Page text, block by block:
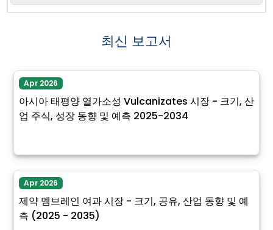
최신 보고서
Apr 2026
아시아 태평양 열가소성 Vulcanizates 시장 - 크기, 산
업 주식, 성장 동향 및 예측 2025-2034
Apr 2026
제약 멤브레인 여과 시장 - 크기, 공유, 산업 동향 및 예
측 (2025 - 2035)